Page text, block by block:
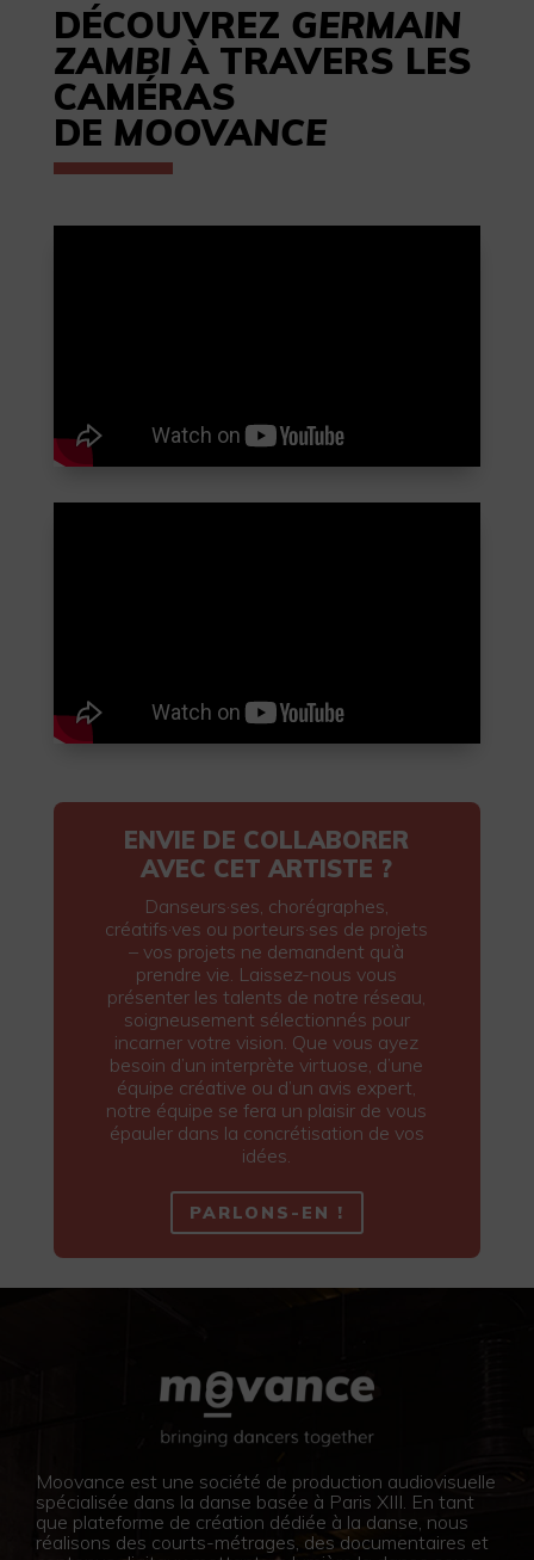
DÉCOUVREZ GERMAIN
ZAMBIÀ TRAVERS LES
CAMÉRAS
DE MOOVANCE
ENVIE DE COLLABORER
AVEC CET ARTISTE ?
Danseurs·ses, chorégraphes,
créatifs·ves ou porteurs·ses de projets
– vos projets ne demandent qu’à
prendre vie. Laissez-nous vous
présenter les talents de notre réseau,
soigneusement sélectionnés pour
incarner votre vision. Que vous ayez
besoin d’un interprète virtuose, d’une
équipe créative ou d’un avis expert,
notre équipe se fera un plaisir de vous
épauler dans la concrétisation de vos
idées.
PARLONS-EN !
Moovance est une société de production audiovisuelle
spécialisée dans la danse basée à Paris XIII. En tant
que plateforme de création dédiée à la danse, nous
réalisons des courts-métrages, des documentaires et